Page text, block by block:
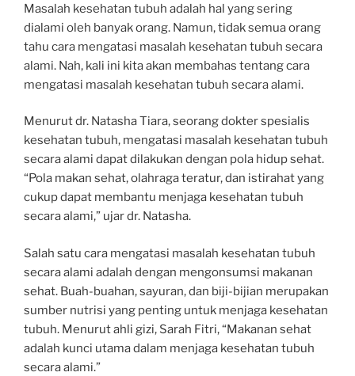
Masalah kesehatan tubuh adalah hal yang sering
dialami oleh banyak orang. Namun, tidak semua orang
tahu cara mengatasi masalah kesehatan tubuh secara
alami. Nah, kali ini kita akan membahas tentang cara
mengatasi masalah kesehatan tubuh secara alami.
Menurut dr. Natasha Tiara, seorang dokter spesialis
kesehatan tubuh, mengatasi masalah kesehatan tubuh
secara alami dapat dilakukan dengan pola hidup sehat.
“Pola makan sehat, olahraga teratur, dan istirahat yang
cukup dapat membantu menjaga kesehatan tubuh
secara alami,” ujar dr. Natasha.
Salah satu cara mengatasi masalah kesehatan tubuh
secara alami adalah dengan mengonsumsi makanan
sehat. Buah-buahan, sayuran, dan biji-bijian merupakan
sumber nutrisi yang penting untuk menjaga kesehatan
tubuh. Menurut ahli gizi, Sarah Fitri, “Makanan sehat
adalah kunci utama dalam menjaga kesehatan tubuh
secara alami.”